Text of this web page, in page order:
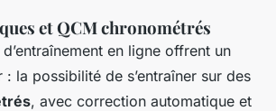
et QCM chronométrés
en ligne offrent un
: la possibilité de s’entraîner sur des
, avec correction automatique et